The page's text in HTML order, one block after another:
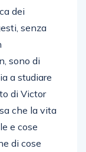
dei
senza
sono di
a studiare
di Victor
che la vita
e cose
di cose